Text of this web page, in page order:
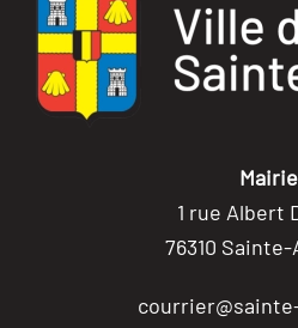
Mairie
1 rue Albert
76310